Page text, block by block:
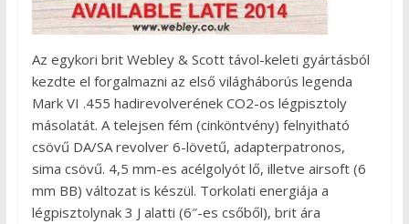
Az egykori brit Webley & Scott távol-keleti gyártásból
kezdte el forgalmazni az első világháborús legenda
Mark VI .455 hadirevolverének CO2-os légpisztoly
másolatát. A telejsen fém (cinköntvény) felnyitható
csövű DA/SA revolver 6-lövetű, adapterpatronos,
sima csövű. 4,5 mm-es acélgolyót lő, illetve airsoft (6
mm BB) változat is készül. Torkolati energiája a
légpisztolynak 3 J alatti (6″-es csőből), brit ára